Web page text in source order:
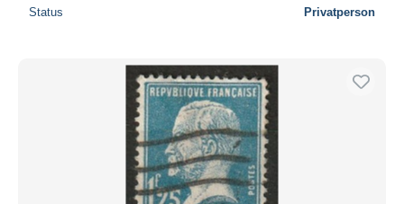
Status Privatperson